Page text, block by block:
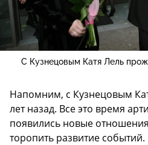
С Кузнецовым Катя Лель
Напомним, с Кузнецовым
лет назад. Все это время
появились новые
торопить развитие событий.